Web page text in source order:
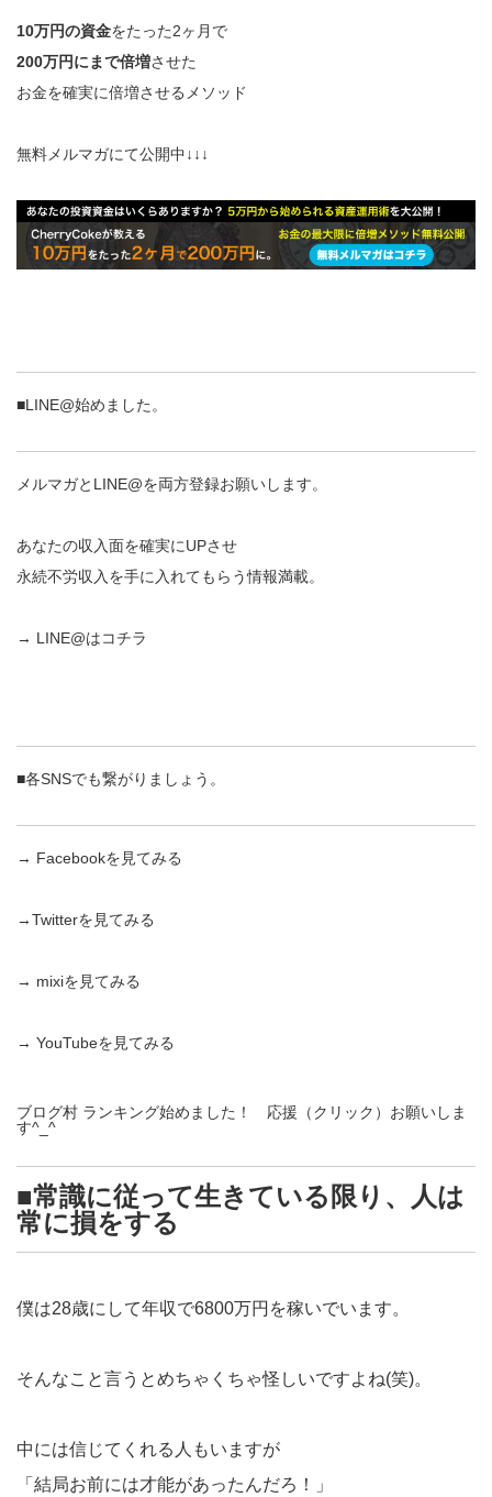
10万円の資金をたった2ヶ月で
200万円にまで倍増させた
お金を確実に倍増させるメソッド
無料メルマガにて公開中↓↓↓
■LINE@始めました。
メルマガとLINE@を両方登録お願いします。
あなたの収入面を確実にUPさせ
永続不労収入を手に入れてもらう情報満載。
→ LINE@はコチラ
■各SNSでも繋がりましょう。
→ Facebookを見てみる
→Twitterを見てみる
→ mixiを見てみる
→ YouTubeを見てみる
ブログ村 ランキング始めました！ 応援（クリック）お願いしま
す^_^
■常識に従って生きている限り、人は
常に損をする
僕は28歳にして年収で6800万円を稼いでいます。
そんなこと言うとめちゃくちゃ怪しいですよね(笑)。
中には信じてくれる人もいますが
「結局お前には才能があったんだろ！」